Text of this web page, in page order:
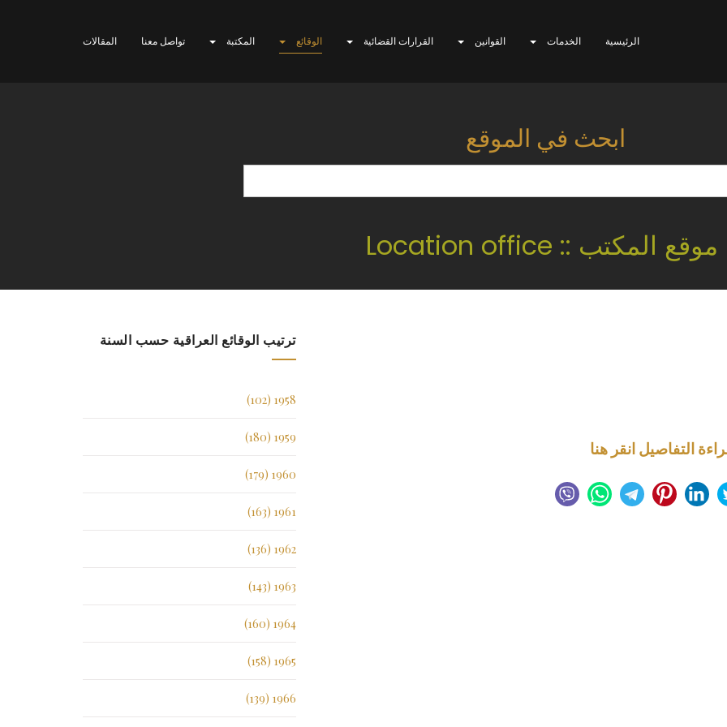
الرئيسية الخدمات القوانين القرارات القضائية الوقائع المكتبة تواصل معنا المقالات
ابحث في الموقع
موقع المكتب :: Location office
التفاصيل انقر هنا
ترتيب الوقائع العراقية حسب السنة
1958 (102)
1959 (180)
1960 (179)
1961 (163)
1962 (136)
1963 (143)
1964 (160)
1965 (158)
1966 (139)